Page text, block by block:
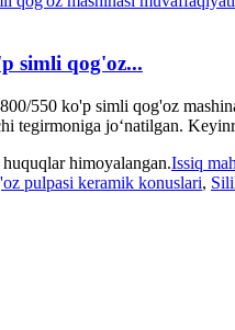
simli qog'oz...
550 ko'p simli qog'oz
tegirmoniga joʻnatilgan.
himoyalangan.Issiq
pulpasi keramik konuslari,